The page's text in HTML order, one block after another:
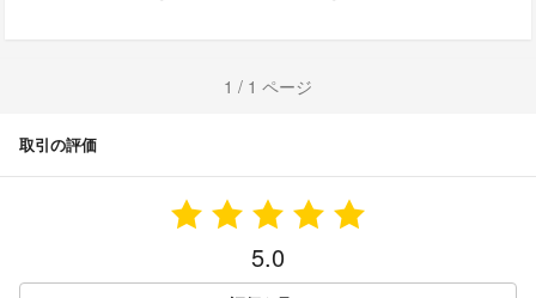
1 / 1 ページ
取引の評価
5.0